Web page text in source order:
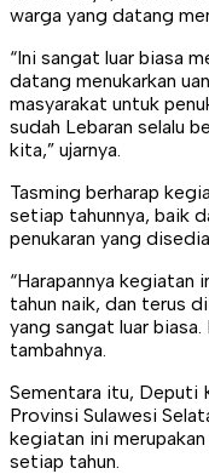
warga yang datang
“Ini sangat luar biasa
datang menukarkan
masyarakat untuk
sudah Lebaran selalu
kita,” ujarnya.
Tasming berharap
setiap tahunnya, baik
penukaran yang
“Harapannya kegiatan
tahun naik, dan terus
yang sangat luar
tambahnya.
Sementara itu, Deputi
Provinsi Sulawesi
kegiatan ini
setiap tahun.